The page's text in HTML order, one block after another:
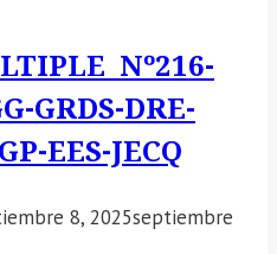
Nº216-
GRDS-DRE-
EES-JECQ
8, 2025septiembre